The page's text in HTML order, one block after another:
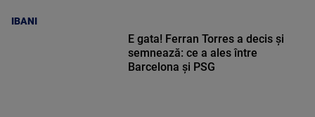
IBANI
E gata! Ferran Torres a decis și
semnează: ce a ales între
Barcelona și PSG